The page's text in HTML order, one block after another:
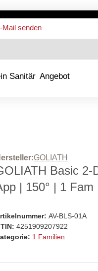
Mail senden
Sanitär Angebot
GOLIATH
Basic 2-
| 150° | 1
AV-BLS-01A
4251909207922
1 Familien